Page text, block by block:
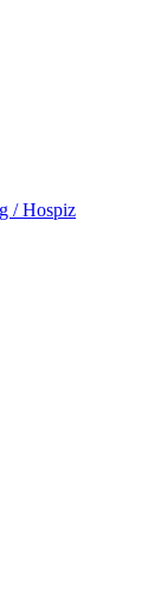
/ Hospiz